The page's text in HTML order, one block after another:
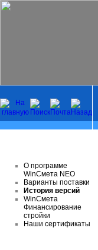
О программе
WinСмета NEO
Варианты поставки
История версий
WinСмета
Финансирование
стройки
Наши сертификаты